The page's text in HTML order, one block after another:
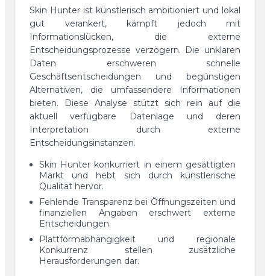
Skin Hunter ist künstlerisch ambitioniert und lokal
gut verankert, kämpft jedoch mit
Informationslücken, die externe
Entscheidungsprozesse verzögern. Die unklaren
Daten erschweren schnelle
Geschäftsentscheidungen und begünstigen
Alternativen, die umfassendere Informationen
bieten. Diese Analyse stützt sich rein auf die
aktuell verfügbare Datenlage und deren
Interpretation durch externe
Entscheidungsinstanzen.
Skin Hunter konkurriert in einem gesättigten
Markt und hebt sich durch künstlerische
Qualität hervor.
Fehlende Transparenz bei Öffnungszeiten und
finanziellen Angaben erschwert externe
Entscheidungen.
Plattformabhängigkeit und regionale
Konkurrenz stellen zusätzliche
Herausforderungen dar.